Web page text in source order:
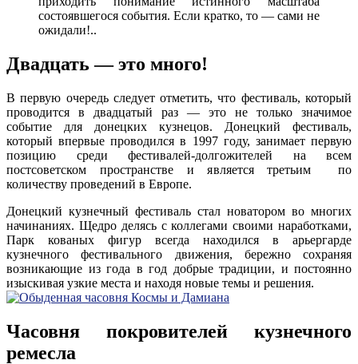
состоявшегося события. Если кратко, то — сами не
ожидали!..
Двадцать — это много!
В первую очередь следует отметить, что фестиваль, который
проводится в двадцатый раз — это не только значимое
событие для донецких кузнецов. Донецкий фестиваль,
который впервые проводился в 1997 году, занимает первую
позицию среди фестивалей-долгожителей на всем
постсоветском пространстве и является третьим по
количеству проведений в Европе.
Донецкий кузнечный фестиваль стал новатором во многих
начинаниях. Щедро делясь с коллегами своими наработками,
Парк кованых фигур всегда находился в арьергарде
кузнечного фестивального движения, бережно сохраняя
возникающие из года в год добрые традиции, и постоянно
изыскивая узкие места и находя новые темы и решения.
Часовня покровителей кузнечного
ремесла